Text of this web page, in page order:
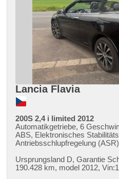
Lancia Flavia
200S 2,4 i limited 2012
Automatikgetriebe, 6
ABS, Elektronisches
Antriebsschlupfregelung
erfüllt 'EURO V',
senzory zadní, Lichtsensor,
Ursprungsland D,​ Garantie
190.428 km,​ model 2012,​